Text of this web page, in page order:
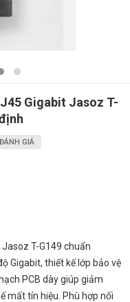
Gigabit Jasoz T-
ĐÁNH GIÁ
T-G149 chuẩn
Gigabit, thiết kế lớp bảo vệ
PCB dày giúp giảm
mất tín hiệu. Phù hợp nối